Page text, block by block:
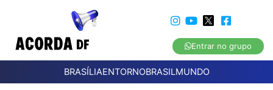
Entrar no grupo
BRASÍLIAENTORNOBRASILMUNDO